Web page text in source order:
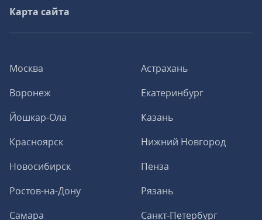
Москва
Астрахань
Воронеж
Екатеринбург
Йошкар-Ола
Казань
Красноярск
Нижний Новгород
Новосибирск
Пенза
Ростов-на-Дону
Рязань
Самара
Санкт-Петербург
Карта сайта